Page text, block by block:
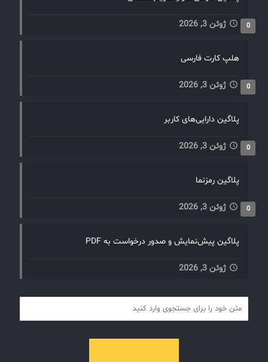
ژوئن 3, 2026 0
هلپ کارت فارسی
ژوئن 3, 2026 0
پلاگین دارایی‌های کاربر
ژوئن 3, 2026 0
پلاگین رمزنما
ژوئن 3, 2026 0
پلاگین پیش‌نمایش و صدور درخواست به PDF
ژوئن 3, 2026